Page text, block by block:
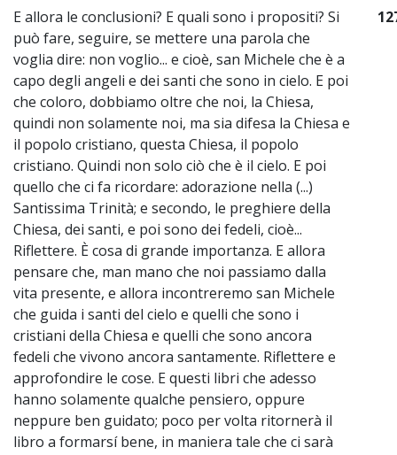
E allora le conclusioni? E quali sono i propositi? Si
può fare, seguire, se mettere una parola che
voglia dire: non voglio... e cioè, san Michele che è a
capo degli angeli e dei santi che sono in cielo. E poi
che coloro, dobbiamo oltre che noi, la Chiesa,
quindi non solamente noi, ma sia difesa la Chiesa e
il popolo cristiano, questa Chiesa, il popolo
cristiano. Quindi non solo ciò che è il cielo. E poi
quello che ci fa ricordare: adorazione nella (...)
Santissima Trinità; e secondo, le preghiere della
Chiesa, dei santi, e poi sono dei fedeli, cioè...
Riflettere. È cosa di grande importanza. E allora
pensare che, man mano che noi passiamo dalla
vita presente, e allora incontreremo san Michele
che guida i santi del cielo e quelli che sono i
cristiani della Chiesa e quelli che sono ancora
fedeli che vivono ancora santamente. Riflettere e
approfondire le cose. E questi libri che adesso
hanno solamente qualche pensiero, oppure
neppure ben guidato; poco per volta ritornerà il
libro a formarsí bene, in maniera tale che ci sarà